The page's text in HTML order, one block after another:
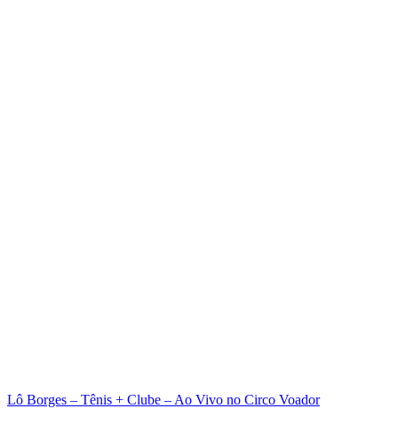
Lô Borges – Tênis + Clube – Ao Vivo no Circo Voador